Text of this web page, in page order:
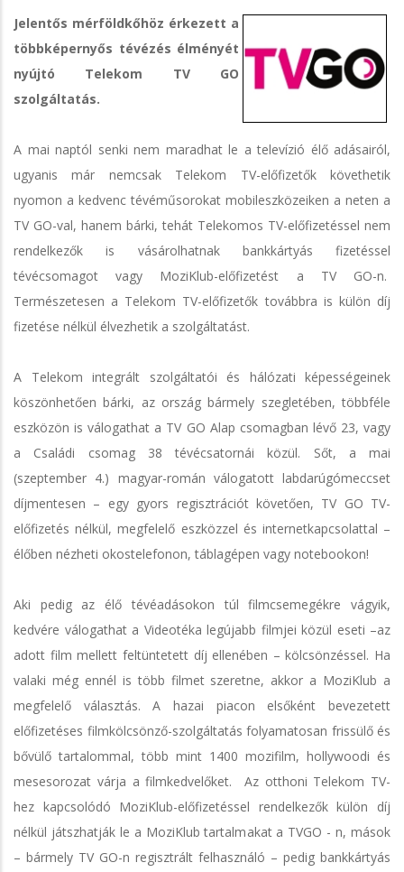
Jelentős mérföldkőhöz érkezett a
többképernyős tévézés élményét
nyújtó Telekom TV GO
szolgáltatás.
A mai naptól senki nem maradhat le a televízió élő adásairól,
ugyanis már nemcsak Telekom TV-előfizetők követhetik
nyomon a kedvenc tévéműsorokat mobileszközeiken a neten a
TV GO-val, hanem bárki, tehát Telekomos TV-előfizetéssel nem
rendelkezők is vásárolhatnak bankkártyás fizetéssel
tévécsomagot vagy MoziKlub-előfizetést a TV GO-n.
Természetesen a Telekom TV-előfizetők továbbra is külön díj
fizetése nélkül élvezhetik a szolgáltatást.
A Telekom integrált szolgáltatói és hálózati képességeinek
köszönhetően bárki, az ország bármely szegletében, többféle
eszközön is válogathat a TV GO Alap csomagban lévő 23, vagy
a Családi csomag 38 tévécsatornái közül. Sőt, a mai
(szeptember 4.) magyar-román válogatott labdarúgómeccset
díjmentesen – egy gyors regisztrációt követően, TV GO TV-
előfizetés nélkül, megfelelő eszközzel és internetkapcsolattal –
élőben nézheti okostelefonon, táblagépen vagy notebookon!
Aki pedig az élő tévéadásokon túl filmcsemegékre vágyik,
kedvére válogathat a Videotéka legújabb filmjei közül eseti –az
adott film mellett feltüntetett díj ellenében – kölcsönzéssel. Ha
valaki még ennél is több filmet szeretne, akkor a MoziKlub a
megfelelő választás. A hazai piacon elsőként bevezetett
előfizetéses filmkölcsönző-szolgáltatás folyamatosan frissülő és
bővülő tartalommal, több mint 1400 mozifilm, hollywoodi és
mesesorozat várja a filmkedvelőket. Az otthoni Telekom TV-
hez kapcsolódó MoziKlub-előfizetéssel rendelkezők külön díj
nélkül játszhatják le a MoziKlub tartalmakat a TVGO - n, mások
– bármely TV GO-n regisztrált felhasználó – pedig bankkártyás